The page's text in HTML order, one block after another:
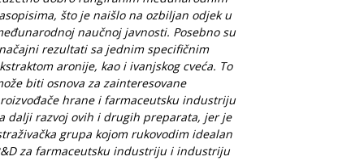
što je naišlo na ozbiljan odjek u
naučnoj javnosti. Posebno su
rezultati sa jednim specifičnim
aronije, kao i ivanjskog cveća. To
biti osnova za zainteresovane
hrane i farmaceutsku industriju
dalji razvoj ovih i drugih preparata, jer je
grupa kojom rukovodim idealan
za farmaceutsku industriju i industriju